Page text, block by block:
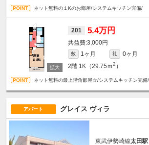
ネット無料の１Kのお部屋/システムキッチン完備/
201 5.4万円
3,000円
敷 1ヶ月 礼
0ヶ月
2階 1K（29.75ｍ2 ）
ネット無料の最上階角部屋☆/システムキッチン完備/
アパート グレイス ヴィラ
東武伊勢崎線太田駅